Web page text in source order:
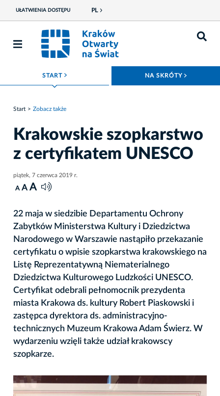
UŁATWIENIA DOSTĘPU PL
START ROZWIŃ MENU NA SKRÓTY
Start Zobacz także
Krakowskie szopkarstwo
z certyfikatem UNESCO
piątek, 7 czerwca 2019 r.
A A A
22 maja w siedzibie Departamentu Ochrony
Zabytków Ministerstwa Kultury i Dziedzictwa
Narodowego w Warszawie nastąpiło przekazanie
certyfikatu o wpisie szopkarstwa krakowskiego na
Listę Reprezentatywną Niematerialnego
Dziedzictwa Kulturowego Ludzkości UNESCO.
Certyfikat odebrali pełnomocnik prezydenta
miasta Krakowa ds. kultury Robert Piaskowski i
zastępca dyrektora ds. administracyjno-
technicznych Muzeum Krakowa Adam Świerz. W
wydarzeniu wzięli także udział krakowscy
szopkarze.